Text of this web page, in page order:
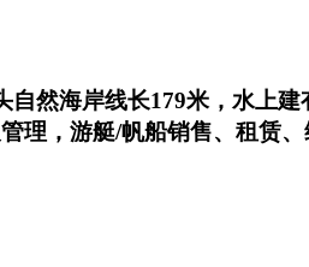
然海岸线长179米，水上
理，游艇/帆船销售、租赁